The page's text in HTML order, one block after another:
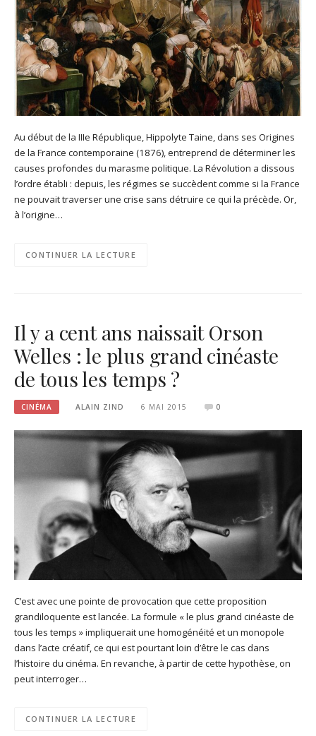
Au début de la IIIe République, Hippolyte Taine, dans ses Origines
de la France contemporaine (1876), entreprend de déterminer les
causes profondes du marasme politique. La Révolution a dissous
l’ordre établi : depuis, les régimes se succèdent comme si la France
ne pouvait traverser une crise sans détruire ce qui la précède. Or,
à l’origine…
CONTINUER LA LECTURE
Il y a cent ans naissait Orson
Welles : le plus grand cinéaste
de tous les temps ?
CINÉMA ALAIN ZIND 6 MAI 2015 0
C’est avec une pointe de provocation que cette proposition
grandiloquente est lancée. La formule « le plus grand cinéaste de
tous les temps » impliquerait une homogénéité et un monopole
dans l’acte créatif, ce qui est pourtant loin d’être le cas dans
l’histoire du cinéma. En revanche, à partir de cette hypothèse, on
peut interroger…
CONTINUER LA LECTURE